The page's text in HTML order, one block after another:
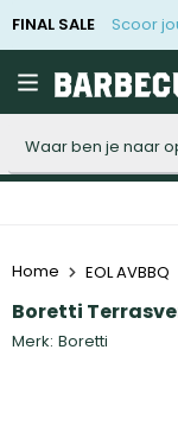
FINAL SALE Scoor
Home EOL AVBBQ
Boretti
Merk: Boretti